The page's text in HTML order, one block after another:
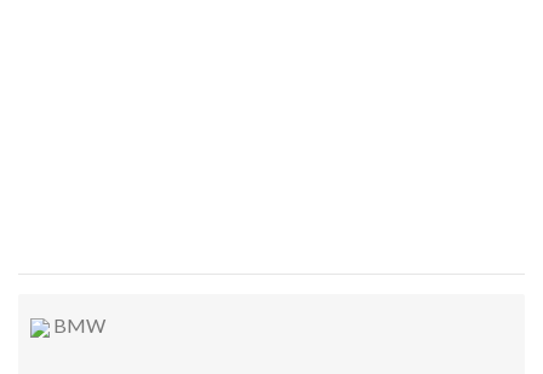
BMW